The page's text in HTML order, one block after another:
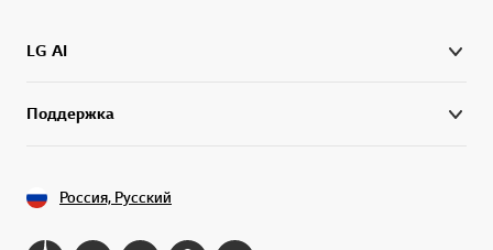
LG AI
Поддержка
Россия, Русский